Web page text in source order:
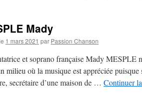
Mady
1 mars 2021 par Passion Chanson
et soprano française Mady MESPLE
milieu où la musique est appréciée
secrétaire d’une maison de … Continuer